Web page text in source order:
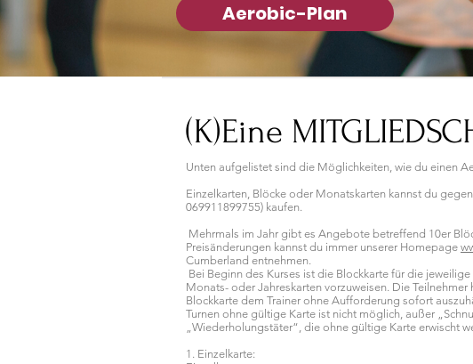
Aerobic-Plan
(K)Eine
Unten aufgelistet sind die Möglichkeiten, wie du einen
Einzelkarten, Blöcke oder Monatskarten kannst du
069911899755) kaufen.
Mehrmals im Jahr gibt es Angebote betreffend 10er
Preisänderungen kannst du immer unserer Homepage
Cumberland entnehmen.
Bei Beginn des Kurses ist die Blockkarte für die
Monats- oder Jahreskarten vorzuweisen. Die
Blockkarte dem Trainer ohne Aufforderung sofort
Turnen ohne gültige Karte ist nicht möglich, außer
„Wiederholungstäter“, die ohne gültige Karte erwischt
1. Einzelkarte: